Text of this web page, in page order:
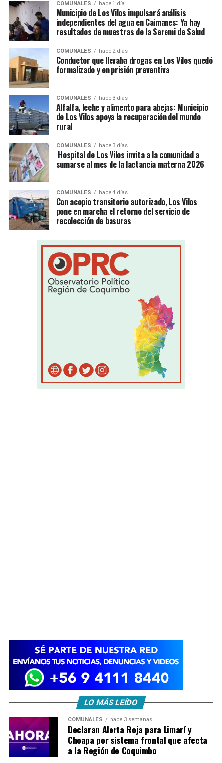
COMUNALES hace 1 día
Municipio de Los Vilos impulsará análisis
independientes del agua en Caimanes: Ya hay
resultados de muestras de la Seremi de Salud
COMUNALES hace 2 días
Conductor que llevaba drogas en Los Vilos quedó
formalizado y en prisión preventiva
COMUNALES hace 3 días
Alfalfa, leche y alimento para abejas: Municipio
de Los Vilos apoya la recuperación del mundo
rural
COMUNALES hace 3 días
Hospital de Los Vilos invita a la comunidad a
sumarse al mes de la lactancia materna 2026
COMUNALES hace 4 días
Con acopio transitorio autorizado, Los Vilos
pone en marcha el retorno del servicio de
recolección de basuras
LO MÁS LEÍDO
COMUNALES hace 3 semanas
Declaran Alerta Roja para Limarí y
Choapa por sistema frontal que afecta
a la Región de Coquimbo